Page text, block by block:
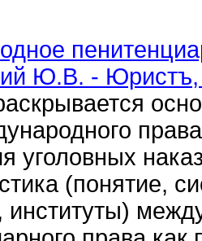
Ю.В. - Юристъ,
уголовных
(понятие,
институты)